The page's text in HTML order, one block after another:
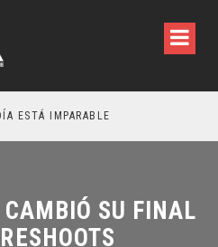
IMPARABLE
SU FINAL